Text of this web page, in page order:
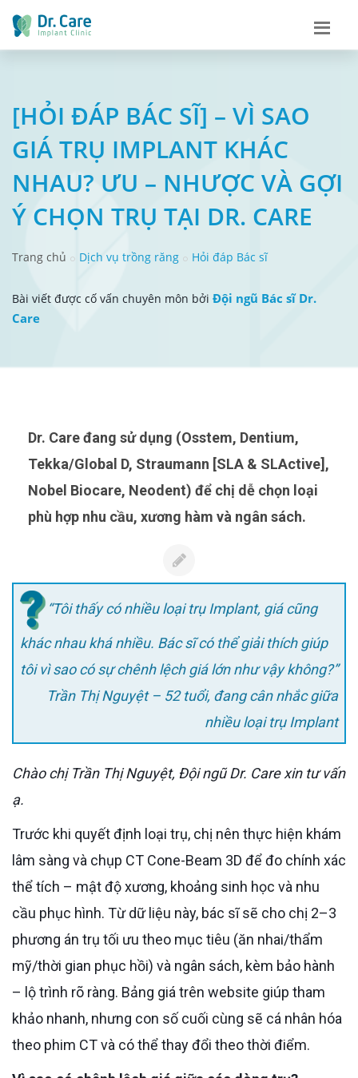
[HỎI ĐÁP BÁC SĨ] – VÌ SAO
GIÁ TRỤ IMPLANT KHÁC
NHAU? ƯU – NHƯỢC VÀ GỢI
Ý CHỌN TRỤ TẠI DR. CARE
Trang chủ Dịch vụ trồng răng Hỏi đáp Bác sĩ
Bài viết được cố vấn chuyên môn bởi Đội ngũ Bác sĩ Dr.
Care
Dr. Care đang sử dụng (Osstem, Dentium,
Tekka/Global D, Straumann [SLA & SLActive],
Nobel Biocare, Neodent) để chị dễ chọn loại
phù hợp nhu cầu, xương hàm và ngân sách.
“Tôi thấy có nhiều loại trụ Implant, giá cũng
khác nhau khá nhiều. Bác sĩ có thể giải thích giúp
tôi vì sao có sự chênh lệch giá lớn như vậy không?”
Trần Thị Nguyệt – 52 tuổi, đang cân nhắc giữa
nhiều loại trụ Implant
Chào chị Trần Thị Nguyệt, Đội ngũ Dr. Care xin tư vấn
ạ.
Trước khi quyết định loại trụ, chị nên thực hiện khám
lâm sàng và chụp CT Cone-Beam 3D để đo chính xác
thể tích – mật độ xương, khoảng sinh học và nhu
cầu phục hình. Từ dữ liệu này, bác sĩ sẽ cho chị 2–3
phương án trụ tối ưu theo mục tiêu (ăn nhai/thẩm
mỹ/thời gian phục hồi) và ngân sách, kèm bảo hành
– lộ trình rõ ràng. Bảng giá trên website giúp tham
khảo nhanh, nhưng con số cuối cùng sẽ cá nhân hóa
theo phim CT và có thể thay đổi theo thời điểm.